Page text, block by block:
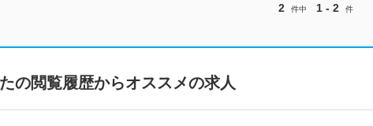
2
件中 1 - 2 件
の閲覧履歴からオススメの求人